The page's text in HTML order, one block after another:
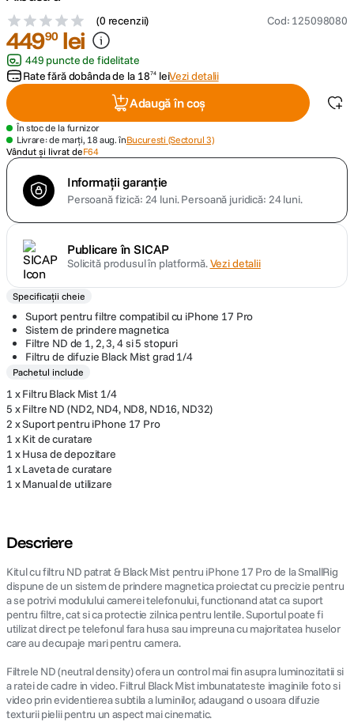
6 lavaliera
card memorie
9. insta 360
10. godox
(0 recenzii) Cod: 125098080
44990 lei
449 puncte de fidelitate
Rate fără dobânda de la 1874 leiVezi detalii
Adaugă în coș
În stoc de la furnizor
Livrare: de marți, 18 aug. înBucuresti (Sectorul 3)
Vândut și livrat deF64
Informații garanție
Persoană fizică: 24 luni.Persoană juridică: 24 luni.
Publicare în SICAP
Solicită produsul în platformă.Vezi detalii
Specificații cheie
Suport pentru filtre compatibil cu iPhone 17 Pro
Sistem de prindere magnetica
Filtre ND de 1, 2, 3, 4 si 5 stopuri
Filtru de difuzie Black Mist grad 1/4
Pachetul include
1 x Filtru Black Mist 1/4
5 x Filtre ND (ND2, ND4, ND8, ND16, ND32)
2 x Suport pentru iPhone 17 Pro
1 x Kit de curatare
1 x Husa de depozitare
1 x Laveta de curatare
1 x Manual de utilizare
Descriere
Kitul cu filtru ND patrat & Black Mist pentru iPhone 17 Pro de la SmallRig
dispune de un sistem de prindere magnetica proiectat cu precizie pentru
a se potrivi modulului camerei telefonului, functionand atat ca suport
pentru filtre, cat si ca protectie zilnica pentru lentile. Suportul poate fi
utilizat direct pe telefonul fara husa sau impreuna cu majoritatea huselor
care au decupaje mari pentru camera.
Filtrele ND (neutral density) ofera un control mai fin asupra luminozitatii si
a ratei de cadre in video. Filtrul Black Mist imbunatateste imaginile foto si
video prin evidentierea subtila a luminilor, adaugand o usoara difuzie
texturii pielii pentru un aspect mai cinematic.